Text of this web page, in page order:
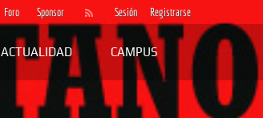
Foro Sponsor Sesión Registrarse
ACTUALIDAD CAMPUS